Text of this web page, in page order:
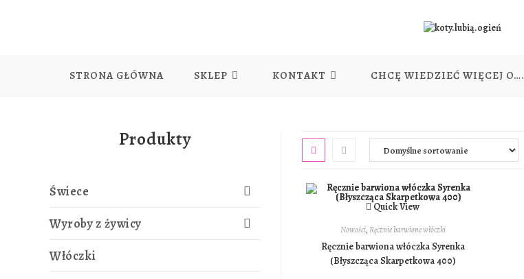
STRONA GŁÓWNA SKLEP KONTAKT CHCĘ WIEDZIEĆ WIĘCEJ O….
Quick View
Nowości,Ręcznie barwione włóczki
Ręcznie barwiona włóczka Syrenka
(Błyszcząca Skarpetkowa 400)
Produkty
Świece
Wyroby z żywicy
Włóczki